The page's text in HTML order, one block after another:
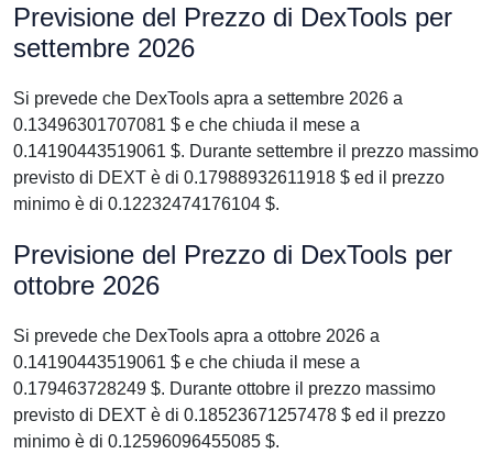
Previsione del Prezzo di DexTools per
settembre 2026
Si prevede che DexTools apra a settembre 2026 a
0.13496301707081 $ e che chiuda il mese a
0.14190443519061 $. Durante settembre il prezzo massimo
previsto di DEXT è di 0.17988932611918 $ ed il prezzo
minimo è di 0.12232474176104 $.
Previsione del Prezzo di DexTools per
ottobre 2026
Si prevede che DexTools apra a ottobre 2026 a
0.14190443519061 $ e che chiuda il mese a
0.179463728249 $. Durante ottobre il prezzo massimo
previsto di DEXT è di 0.18523671257478 $ ed il prezzo
minimo è di 0.12596096455085 $.